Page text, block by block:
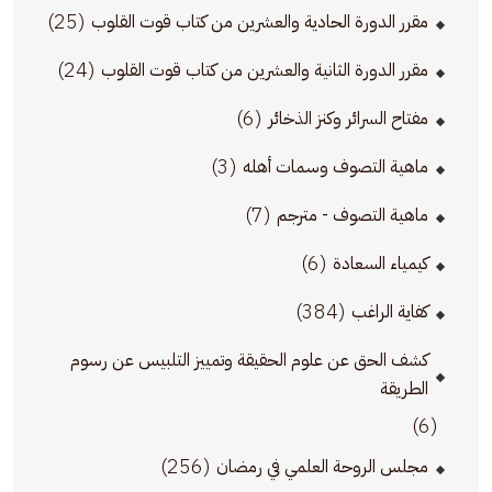
مقرر الدورة الحادية والعشرين من كتاب قوت القلوب (25)
مقرر الدورة الثانية والعشرين من كتاب قوت القلوب (24)
مفتاح السرائر وكنز الذخائر (6)
ماهية التصوف وسمات أهله (3)
ماهية التصوف - مترجم (7)
كيمياء السعادة (6)
كفاية الراغب (384)
كشف الحق عن علوم الحقيقة وتمييز التلبيس عن رسوم
الطريقة
(6)
مجلس الروحة العلمي في رمضان (256)